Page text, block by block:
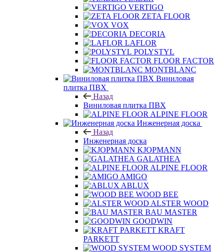
VERTIGO
ZETA FLOOR
VOX
DECORIA
LAFLOR
POLYSTYL
FLOOR FACTOR
MONTBLANC
Виниловая
плитка ПВХ
Назад
Виниловая плитка ПВХ
ALPINE FLOOR
Инженерная доска
Назад
Инженерная доска
KJOPMANN
GALATHEA
ALPINE FLOOR
AMIGO
ABLUX
WOOD BEE
ALSTER WOOD
BAU MASTER
GOODWIN
KRAFT
PARKETT
WOOD SYSTEM